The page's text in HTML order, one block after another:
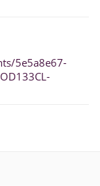
5e5a8e67-